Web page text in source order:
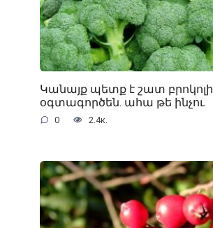
Կանայք պետք է շատ բրոկոլի
օգտագործեն. ահա թե ինչու
0 2.4к.